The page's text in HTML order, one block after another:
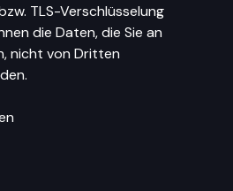
TLS-Verschlüsselung
die Daten, die Sie an
nicht von Dritten